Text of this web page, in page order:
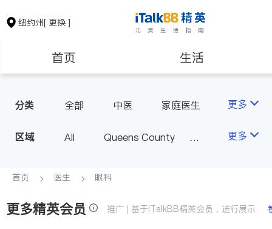
纽约州[ 更换 ]
首页 生活
保险理财 房地产租售
银行贷款
建筑装修 教育
分类 全部 中医
家庭医生
眼科
妇科
儿科
心脏科
肠胃肝脏科
外科
更多
区域 All
Queens County
Long Island
Buffalo & Syracuse
更多
首页 医生 眼科
更多精英会员 推广 | 基于iTalkBB精英会员，进行展示